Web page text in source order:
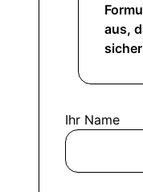
aus,
Ihr Name